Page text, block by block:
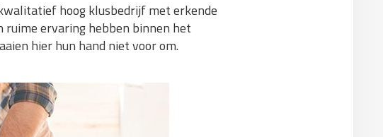
hoog klusbedrijf met erkende
ruime ervaring hebben binnen het
hier hun hand niet voor om.